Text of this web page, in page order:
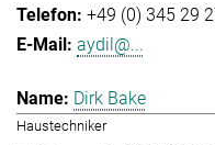
+49 (0) 345 29
aydil@...
Dirk Bake
Haustechniker